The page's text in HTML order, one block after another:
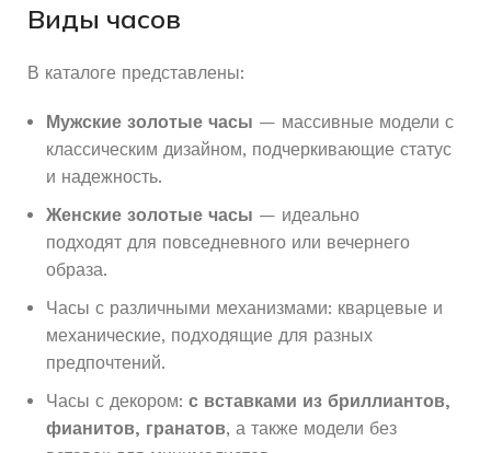
МАТЕРИАЛ
ПРОБА 585
ВЕС
ВСТАВКА
КОЛИЧЕСТВО КАМНЕЙ
ДЛЯ КОГО Мужские
СОСТОЯНИЕ Б/У
ВСТАВКА Без вставок
СОСТОЯНИЕ
ЦВЕТ КОРПУСА Золотой
Виды часов
В каталоге представлены:
Мужские золотые часы — массивные модели с
классическим дизайном, подчеркивающие статус
и надежность.
Женские золотые часы — идеально
подходят для повседневного или вечернего
образа.
Часы с различными механизмами: кварцевые и
механические, подходящие для разных
предпочтений.
Часы с декором: с вставками из бриллиантов,
фианитов, гранатов, а также модели без